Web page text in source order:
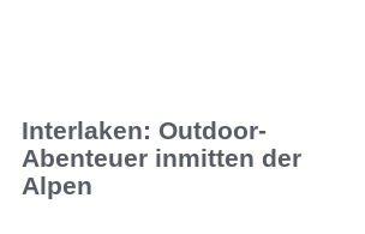
Interlaken: Outdoor-
Abenteuer inmitten der
Alpen